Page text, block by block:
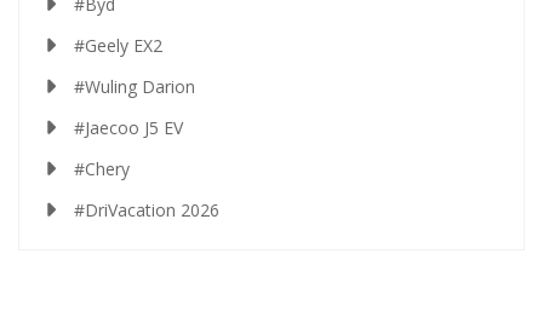
#Byd
#Geely EX2
#Wuling Darion
#Jaecoo J5 EV
#Chery
#DriVacation 2026